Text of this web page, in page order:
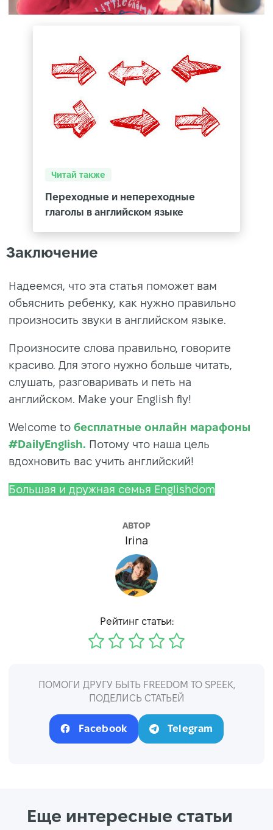
Читай также
Переходные и непереходные
глаголы в английском языке
Заключение
Надеемся, что эта статья поможет вам
объяснить ребенку, как нужно правильно
произносить звуки в английском языке.
Произносите слова правильно, говорите
красиво. Для этого нужно больше читать,
слушать, разговаривать и петь на
английском. Make your English fly!
Welcome to бесплатные онлайн марафоны
#DailyEnglish. Потому что наша цель
вдохновить вас учить английский!
Большая и дружная семья Englishdom
АВТОР
Irina
Рейтинг статьи:
ПОМОГИ ДРУГУ БЫТЬ FREEDOM TO SPEEK,
ПОДЕЛИСЬ СТАТЬЕЙ
Facebook Telegram
Еще интересные статьи